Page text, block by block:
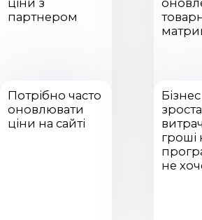
ціни з
партнером
Потрібно часто
оновлювати
ціни на сайті
Бізнес
гроші
не